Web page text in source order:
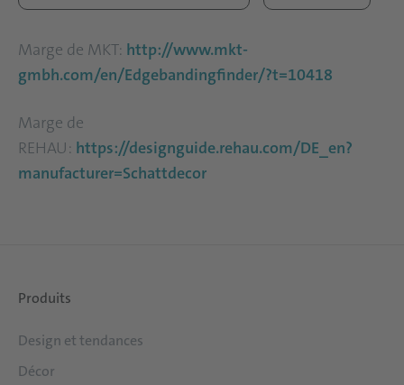
Marge de MKT: http://www.mkt-
gmbh.com/en/Edgebandingfinder/?t=10418
Marge de
REHAU: https://designguide.rehau.com/DE_en?
manufacturer=Schattdecor
Produits
Design et tendances
Décor